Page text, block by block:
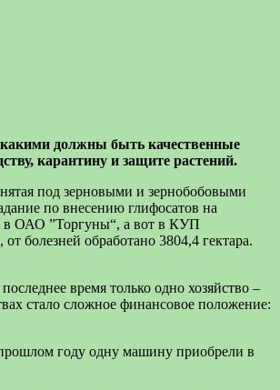
должны быть качественные
карантину и защите растений.
под зерновыми и зернобобовыми
по внесению глифосатов на
в ОАО ”Торгуны“, а вот в КУП
болезней обработано 3804,4 гектара.
время только одно хозяйство –
стало сложное финансовое положение:
году одну машину приобрели в